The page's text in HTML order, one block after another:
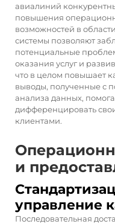
авиалиний
повышения
возможностей в
системы позволяют
потенциальные
оказания услуг и
что в целом повышает
выводы, полученные с
анализа данных,
дифференцировать
клиентами.
и
управление
Последовательная